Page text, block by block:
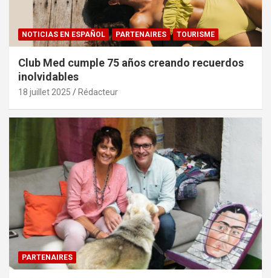
NOTICIAS EN ESPAÑOL PARTENAIRES TOURISME
Club Med cumple 75 años creando recuerdos
inolvidables
18 juillet 2025 Rédacteur
PARTENAIRES